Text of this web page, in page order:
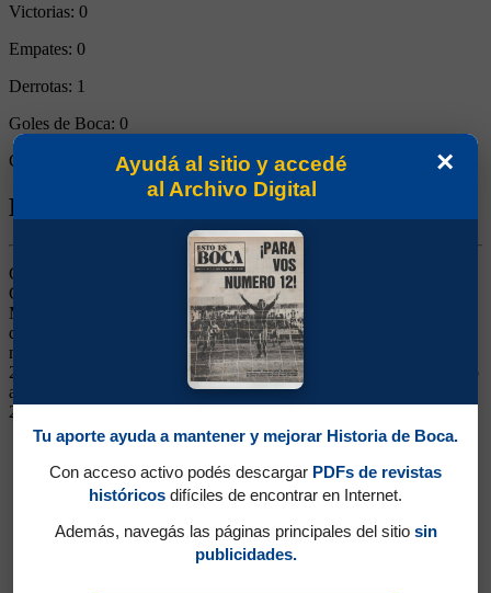
Victorias: 0
Empates: 0
Derrotas: 1
Goles de Boca: 0
Goles rivales:
Biografía de Jorman David Campuzano
Ganó 5 títulos (Superliga 2019/2020, Copa Diego Maradona 2020,
Copa Argentina 2021, Copa Liga Profesional y Campeonato 2022).
Mediocampista. Jugó en Deportivo Pereira y en Atlético Nacional
de Medellín. Arribó a Boca en enero de 2019. Fue de menor a
mayor, hasta tener un nivel destacado en la obtención del título de
2020. Luego decayó. Continuó en Giresunspor de Turquía. Regresó
a mediados de 2023. Se fue a Nacional de Medellín en junio de
2024
×
Ayudá al sitio y accedé
al Archivo Digital
Tu aporte ayuda a mantener y mejorar Historia de Boca.
Con acceso activo podés descargar PDFs de revistas
históricos difíciles de encontrar en Internet.
Además, navegás las páginas principales del sitio sin
publicidades.